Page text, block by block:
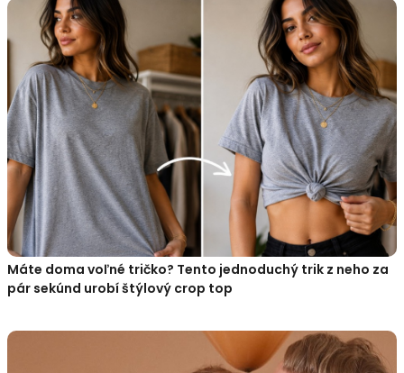
Máte doma voľné tričko? Tento jednoduchý trik z neho za
pár sekúnd urobí štýlový crop top